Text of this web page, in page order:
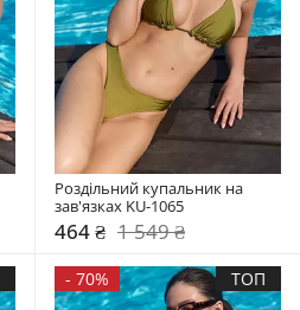
Роздільний купальник на
зав'язках KU-1065
464 ₴ 1 549 ₴
- 70% ТОП